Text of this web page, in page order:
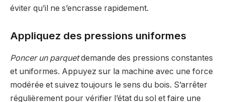
éviter qu’il ne s’encrasse rapidement.
Appliquez des pressions uniformes
Poncer un parquetdemande des pressions constantes
et uniformes. Appuyez sur la machine avec une force
modérée et suivez toujours le sens du bois. S’arrêter
régulièrement pour vérifier l’état du sol et faire une